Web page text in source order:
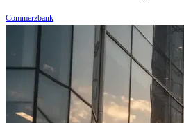
Commerzbank